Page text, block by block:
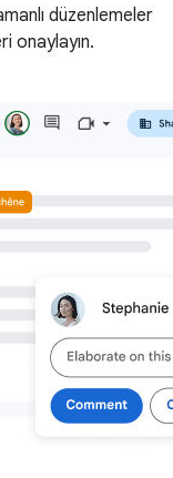
düzenlemeler
onaylayın.